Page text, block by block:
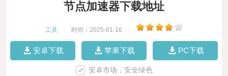
节点加速器下载地址
工具 时间：2025-01-16
安卓下载 苹果下载 PC下载
安卓市场，安全绿色